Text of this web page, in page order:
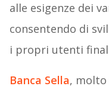
alle esigenze dei
consentendo di
i propri utenti
Banca Sella, molto